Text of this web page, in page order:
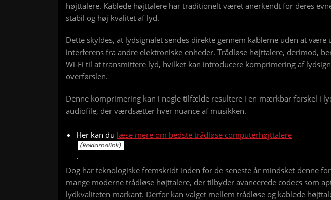
højttalere. Kablede højttalere har traditionelt været anerkendt for deres
stabil og høj kvalitet af lyd.
Dette skyldes, at lydsignalet sendes direkte gennem kablerne uden at være
interferens fra andre elektroniske enheder. Trådløse højttalere, derimod,
Wi-Fi til at transmittere lyd, hvilket kan introducere komprimering af
overførslen.
Denne komprimering kan i nogle tilfælde resultere i en mærkbar forskel i
audiofile, der værdsætter hver nuance af musikken.
Her kan du læse mere om bedste trådløse computerhøjttalere
.
Dog har teknologiske fremskridt inden for de seneste år mindsket denne
mange moderne trådløse højttalere, der tilbyder avancerede codecs som
lydkvaliteten markant. Derfor kan valget mellem trådløse og kablede